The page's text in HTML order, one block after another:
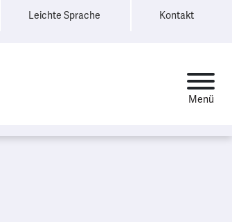
Leichte Sprache Kontakt